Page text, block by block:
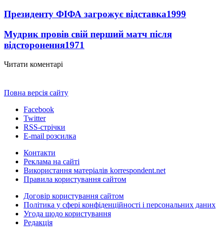
Президенту ФІФА загрожує відставка1999
Мудрик провів свій перший матч після
відсторонення1971
Читати коментарі
Повна версія сайту
Facebook
Twitter
RSS-стрічки
E-mail розсилка
Контакти
Реклама на сайті
Використання матеріалів korrespondent.net
Правила користування сайтом
Договір користування сайтом
Політика у сфері конфіденційності і персональних даних
Угода щодо користування
Редакція